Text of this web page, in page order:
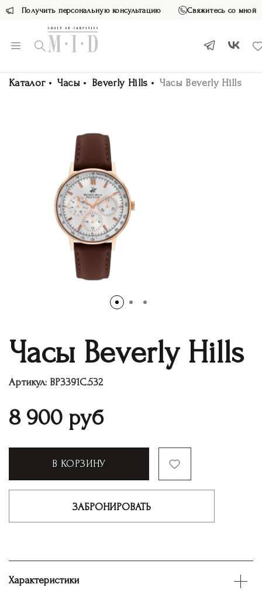
Получить персональную консультацию Свяжитесь со мной
Каталог Часы Beverly Hills Часы Beverly Hills
Часы Beverly Hills
Артикул: BP3391C.532
8 900 руб
В КОРЗИНУ
ЗАБРОНИРОВАТЬ
Характеристики